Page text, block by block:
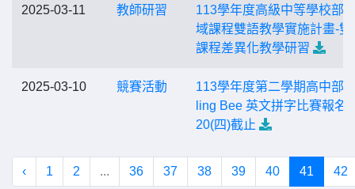
2025-03-11 教師研習
113學年度高級中等學校部
域課程雙語教學實施計畫-雙
課程差異化教學研習
2025-03-10 競賽活動
113學年度第二學期高中部
ling Bee 英文拼字比賽報名
20(四)截止
‹ 1 2 ... 36 37 38 39 40 41 42